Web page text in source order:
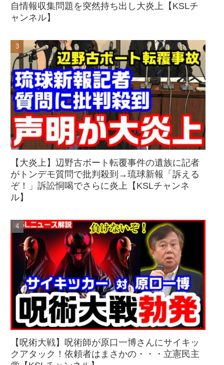
自情報収集問題を突然持ち出し大炎上【KSLチ
ャンネル】
【大炎上】辺野古ボート転覆事件の遺族に記者
がトンデモ質問で批判殺到→琉球新報「訴える
ぞ！」訴訟恫喝でさらに炎上【KSLチャンネ
ル】
【呪術大戦】呪術師が原口一博さんにサイキッ
クアタック！依頼者はまさかの・・・立憲民主